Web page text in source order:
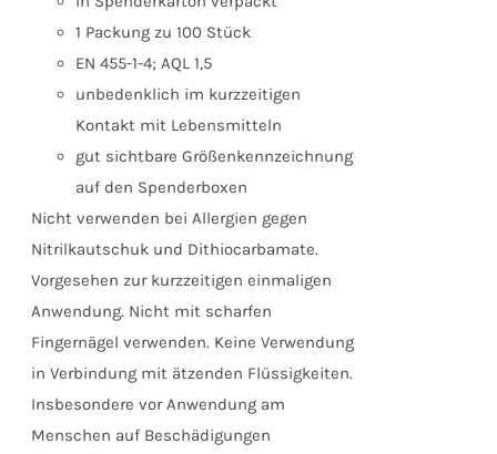
1 Packung zu 100 Stück
EN 455-1-4; AQL 1,5
unbedenklich im kurzzeitigen
Kontakt mit Lebensmitteln
gut sichtbare Größenkennzeichnung
auf den Spenderboxen
Nicht verwenden bei Allergien gegen
Nitrilkautschuk und Dithiocarbamate.
Vorgesehen zur kurzzeitigen einmaligen
Anwendung. Nicht mit scharfen
Fingernägel verwenden. Keine Verwendung
in Verbindung mit ätzenden Flüssigkeiten.
Insbesondere vor Anwendung am
Menschen auf Beschädigungen